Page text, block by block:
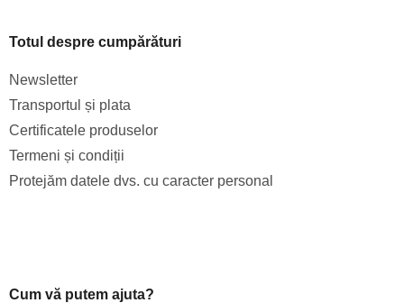
Totul despre cumpărături
Newsletter
Transportul și plata
Certificatele produselor
Termeni și condiții
Protejăm datele dvs. cu caracter personal
Cum vă putem ajuta?